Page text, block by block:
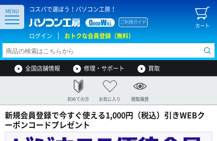
コスパで選ぼう！パソコン工房！
カート
ご利用ガイド
ログイン おトクな会員登録（無料）
MENU
全国店舗情報 修理・サポート 買取
初めての方 お気に入り 閲覧履歴
新規会員登録で今すぐ使える1,000円（税込）引きWEBク
ーポンコードプレゼント